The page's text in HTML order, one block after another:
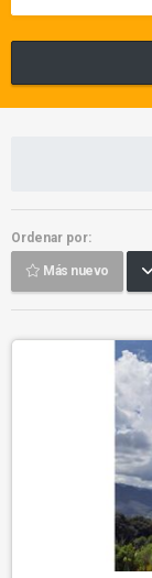
Ordenar por:
Más nuevo